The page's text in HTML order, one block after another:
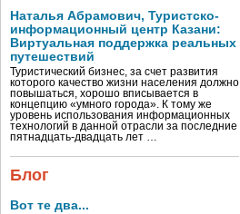
Наталья Абрамович, Туристско-
информационный центр Казани:
Виртуальная поддержка реальных
путешествий
Туристический бизнес, за счет развития
которого качество жизни населения должно
повышаться, хорошо вписывается в
концепцию «умного города». К тому же
уровень использования информационных
технологий в данной отрасли за последние
пятнадцать-двадцать лет …
Блог
Вот те два...